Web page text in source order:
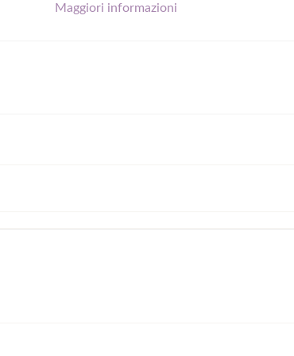
Maggiori informazioni